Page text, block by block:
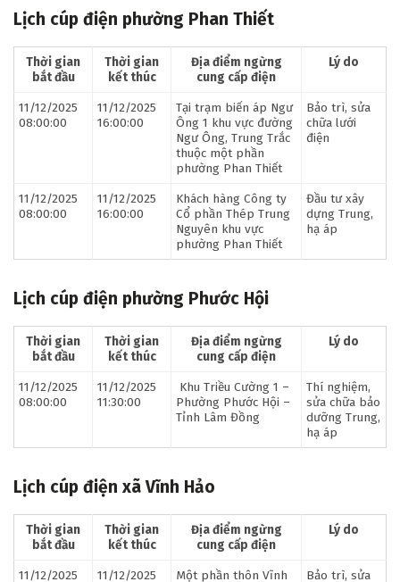
Lịch cúp điện phường Phan Thiết
Thời gian
bắt đầu
Thời gian
kết thúc
Địa điểm ngừng
cung cấp điện
Lý do
11/12/2025
08:00:00
11/12/2025
16:00:00
Tại trạm biến áp Ngư
Ông 1 khu vực đường
Ngư Ông, Trung Trắc
thuộc một phần
phường Phan Thiết
Bảo trì, sửa
chữa lưới
điện
11/12/2025
08:00:00
11/12/2025
16:00:00
Khách hàng Công ty
Cổ phần Thép Trung
Nguyên khu vực
phường Phan Thiết
Đầu tư xây
dựng Trung,
hạ áp
Lịch cúp điện phường Phước Hội
Thời gian
bắt đầu
Thời gian
kết thúc
Địa điểm ngừng
cung cấp điện
Lý do
11/12/2025
08:00:00
11/12/2025
11:30:00
Khu Triều Cường 1 –
Phường Phước Hội –
Tỉnh Lâm Đồng
Thí nghiệm,
sửa chữa bảo
dưỡng Trung,
hạ áp
Lịch cúp điện xã Vĩnh Hảo
Thời gian
bắt đầu
Thời gian
kết thúc
Địa điểm ngừng
cung cấp điện
Lý do
11/12/2025
11/12/2025
Một phần thôn Vĩnh
Bảo trì, sửa